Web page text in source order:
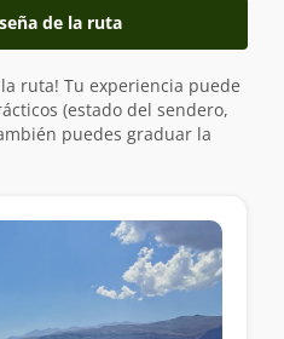
de la ruta
ruta! Tu experiencia puede
(estado del sendero,
puedes graduar la